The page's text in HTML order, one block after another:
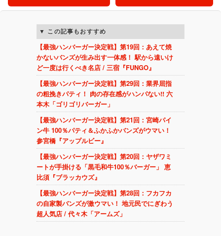
この記事もおすすめ
【最強ハンバーガー決定戦】第19回：あえて焼
かないバンズが生み出す一体感！ 駅から遠いけ
ど一度は行くべき名店 / 三宿『FUNGO』
【最強ハンバーガー決定戦】第29回：業界屈指
の粗挽きパティ！ 肉の存在感がハンパない!! 六
本木「ゴリゴリバーガー」
【最強ハンバーガー決定戦】第21回：宮崎パイ
ン牛 100％パティ＆ふかふかバンズがウマい！
参宮橋『アップルビー』
【最強ハンバーガー決定戦】第20回：ヤザワミ
ートが手掛ける「黒毛和牛100％バーガー」 恵
比須『ブラッカウズ』
【最強ハンバーガー決定戦】第28回：フカフカ
の自家製バンズが激ウマい！ 地元民でにぎわう
超人気店 / 代々木「アームズ」